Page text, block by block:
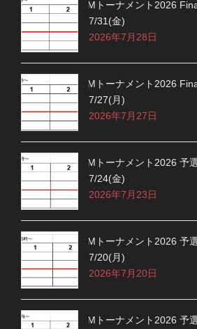
Mトーナメント2026
7/31(金)
2026年7月28日
Mトーナメント2026
7/27(月)
2026年7月27日
Mトーナメント2026 予
7/24(金)
2026年7月23日
Mトーナメント2026 予
7/20(月)
2026年7月20日
Mトーナメント2026 予